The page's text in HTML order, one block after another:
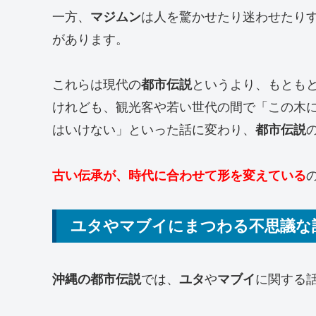
一方、 マジムンは人を驚かせたり迷わせたり
があります。
これらは現代の都市伝説というより、もとも
けれども、観光客や若い世代の間で「この木
はいけない」といった話に変わり、 都市伝説
古い伝承が、時代に合わせて形を変えている
ユタやマブイにまつわる不思議な
沖縄の都市伝説では、 ユタやマブイに関する